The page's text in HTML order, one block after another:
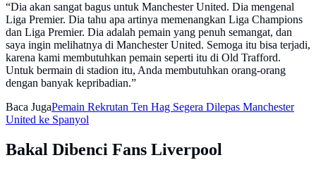
“Dia akan sangat bagus untuk Manchester United. Dia mengenal
Liga Premier. Dia tahu apa artinya memenangkan Liga Champions
dan Liga Premier. Dia adalah pemain yang penuh semangat, dan
saya ingin melihatnya di Manchester United. Semoga itu bisa terjadi,
karena kami membutuhkan pemain seperti itu di Old Trafford.
Untuk bermain di stadion itu, Anda membutuhkan orang-orang
dengan banyak kepribadian.”
Baca JugaPemain Rekrutan Ten Hag Segera Dilepas Manchester
United ke Spanyol
Bakal Dibenci Fans Liverpool